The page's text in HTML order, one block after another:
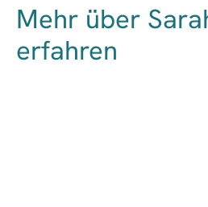
Mehr über
erfahren